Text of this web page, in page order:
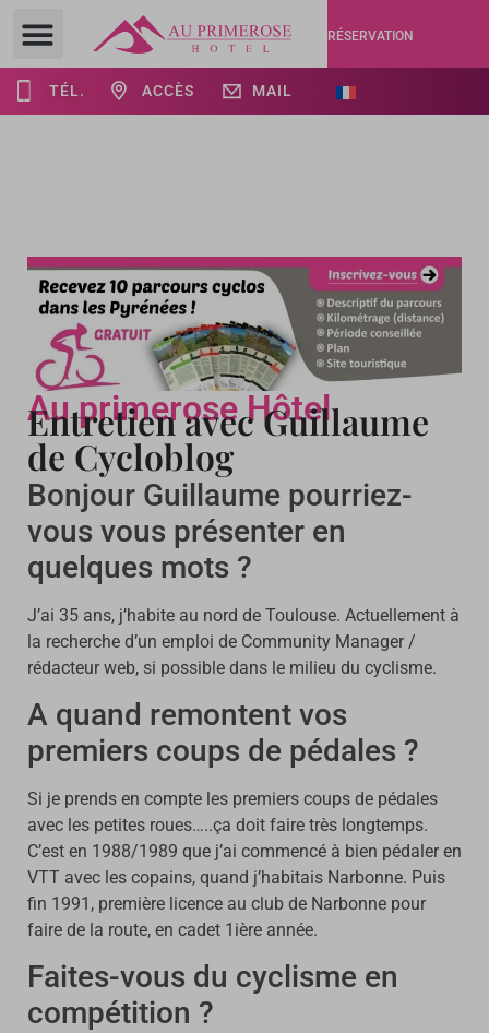
RÉSERVATION
TÉL. ACCÈS MAIL
Au primerose Hôtel
Entretien avec Guillaume
de Cycloblog
Bonjour Guillaume pourriez-
vous vous présenter en
quelques mots ?
J’ai 35 ans, j’habite au nord de Toulouse. Actuellement à
la recherche d’un emploi de Community Manager /
rédacteur web, si possible dans le milieu du cyclisme.
A quand remontent vos
premiers coups de pédales ?
Si je prends en compte les premiers coups de pédales
avec les petites roues…..ça doit faire très longtemps.
C’est en 1988/1989 que j’ai commencé à bien pédaler en
VTT avec les copains, quand j’habitais Narbonne. Puis
fin 1991, première licence au club de Narbonne pour
faire de la route, en cadet 1ière année.
Faites-vous du cyclisme en
compétition ?